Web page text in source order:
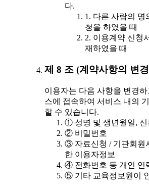
다.
1. 다른 사람의 명
청을 하였을 때
2. 이용계약 신청
재하였을 때
제 8 조 (계약사항의 변
이용자는 다음 사항을 변경하
스에 접속하여 서비스 내의
할 수 있습니다.
① 성명 및 생년월일, 신
② 비밀번호
③ 자료신청 / 기관회원
한 이용자정보
④ 전화번호 등 개인 연
⑤ 기타 교육정보원이